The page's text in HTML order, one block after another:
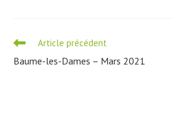
Read
articles
Article précédent
Baume-les-Dames – Mars 2021